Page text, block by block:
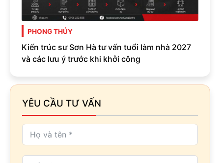
PHONG THỦY
Kiến trúc sư Sơn Hà tư vấn tuổi làm nhà 2027
và các lưu ý trước khi khởi công
YÊU CẦU TƯ VẤN